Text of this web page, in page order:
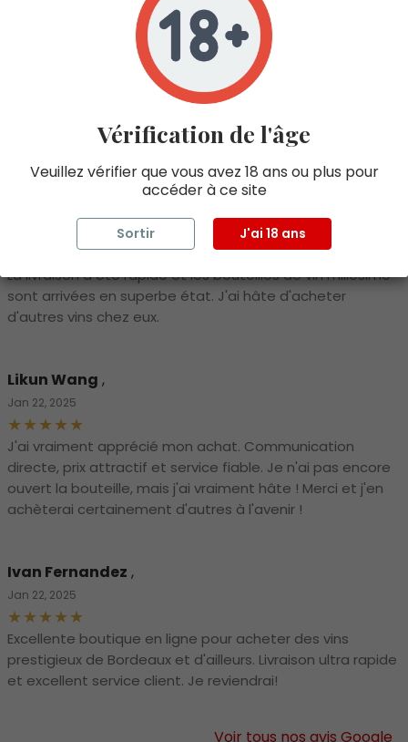
Service impeccable. Professionnel et courtois. Le stock
est arrivé pile à temps et en parfait état. Vetea, qui a
géré ma transaction, a été très efficace.
La livraison a été rapide et les bouteilles de vin millésimé
sont arrivées en superbe état. J'ai hâte d'acheter
d'autres vins chez eux.
Likun Wang ,
Jan 22, 2025
J'ai vraiment apprécié mon achat. Communication
directe, prix attractif et service fiable. Je n'ai pas encore
ouvert la bouteille, mais j'ai vraiment hâte ! Merci et j'en
achèterai certainement d'autres à l'avenir !
Ivan Fernandez ,
Jan 22, 2025
Excellente boutique en ligne pour acheter des vins
prestigieux de Bordeaux et d'ailleurs. Livraison ultra rapide
et excellent service client. Je reviendrai!
Voir tous nos avis Google
Vérification de l'âge
Veuillez vérifier que vous avez 18 ans ou plus pour
accéder à ce site
Sortir J'ai 18 ans